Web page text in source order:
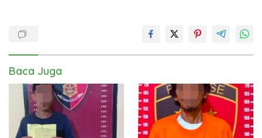
Baca Juga